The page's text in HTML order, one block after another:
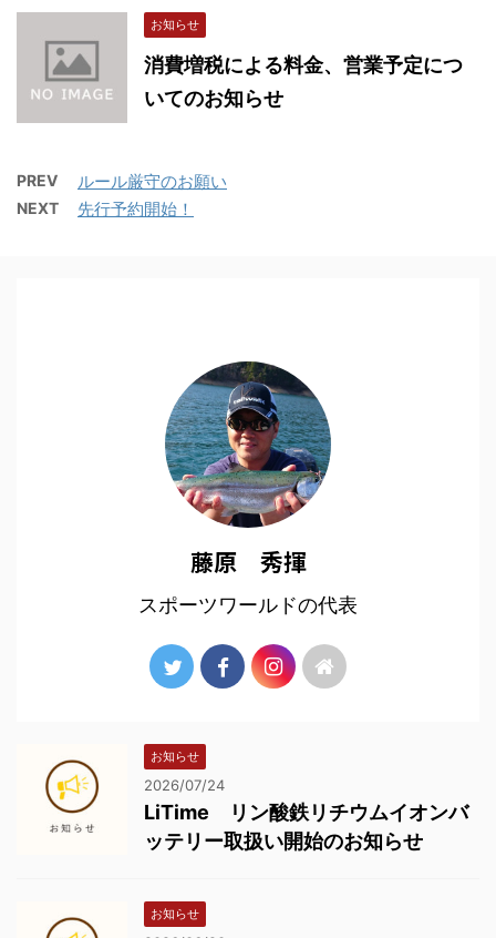
お知らせ
消費増税による料金、営業予定につ
いてのお知らせ
PREV ルール厳守のお願い
NEXT 先行予約開始！
藤原 秀揮
スポーツワールドの代表
お知らせ
2026/07/24
LiTime リン酸鉄リチウムイオンバ
ッテリー取扱い開始のお知らせ
お知らせ